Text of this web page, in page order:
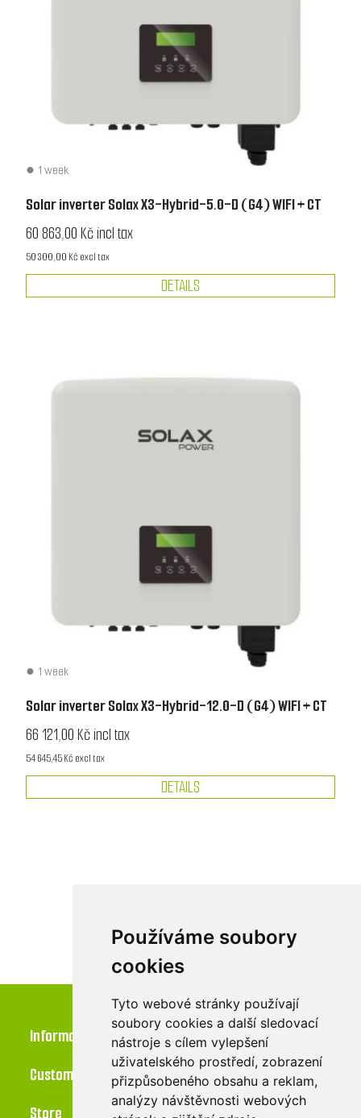
Používáme soubory
cookies
Tyto webové stránky používají
soubory cookies a další sledovací
nástroje s cílem vylepšení
uživatelského prostředí, zobrazení
přizpůsobeného obsahu a reklam,
analýzy návštěvnosti webových
1 week
Solar inverter Solax X3-Hybrid-5.0-D (G4) WIFI + CT
60 863,00 Kč incl tax
50 300,00 Kč excl tax
DETAILS
1 week
Solar inverter Solax X3-Hybrid-12.0-D (G4) WIFI + CT
66 121,00 Kč incl tax
54 645,45 Kč excl tax
DETAILS
Information
Customer service